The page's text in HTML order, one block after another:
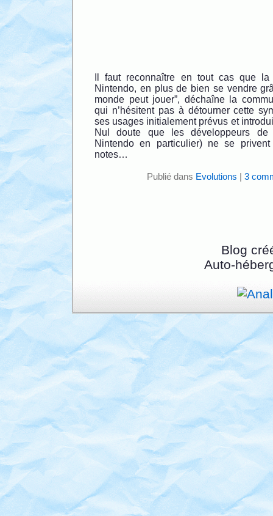
Il faut reconnaître en tout cas que
Nintendo, en plus de bien se vendre
monde peut jouer”, déchaîne la
qui n’hésitent pas à détourner cette
ses usages initialement prévus et
Nul doute que les développeurs
Nintendo en particulier) ne se
notes…
Publié dans Evolutions 3
Blog
Auto-